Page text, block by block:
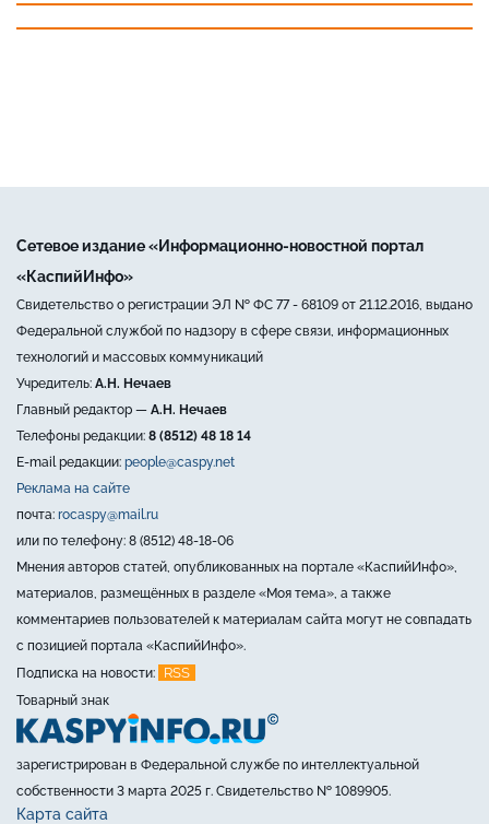
Сетевое издание «Информационно-новостной портал
«КаспийИнфо»
Свидетельство о регистрации ЭЛ № ФС 77 - 68109 от 21.12.2016, выдано
Федеральной службой по надзору в сфере связи, информационных
технологий и массовых коммуникаций
Учредитель: А.Н. Нечаев
Главный редактор — А.Н. Нечаев
Телефоны редакции: 8 (8512) 48 18 14
E-mail редакции: people@caspy.net
Реклама на сайте
почта: rocaspy@mail.ru
или по телефону: 8 (8512) 48-18-06
Мнения авторов статей, опубликованных на портале «КаспийИнфо»,
материалов, размещённых в разделе «Моя тема», а также
комментариев пользователей к материалам сайта могут не совпадать
с позицией портала «КаспийИнфо».
Подписка на новости:
RSS
Товарный знак
зарегистрирован в Федеральной службе по интеллектуальной
собственности 3 марта 2025 г. Свидетельство № 1089905.
Карта сайта